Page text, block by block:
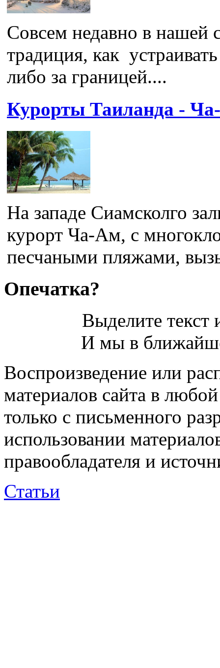
Совсем недавно в нашей
традиция, как
либо за границей....
Курорты Таиланда -
На западе Сиамсколго
курорт Ча-Ам, с
песчаными пляжами,
Опечатка?
Выделите
И мы в
Воспроизведение или
материалов сайта в
только с письменного
использовании
правообладателя и
Статьи